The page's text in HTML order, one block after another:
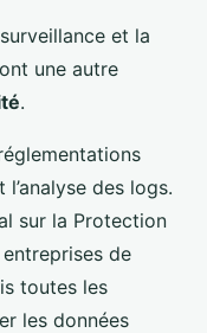
et la
une autre
.
des logs.
sur la Protection
de
toutes les
les données